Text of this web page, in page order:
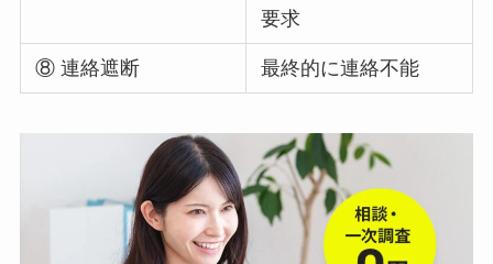
要求
⑧ 連絡遮断 最終的に連絡不能